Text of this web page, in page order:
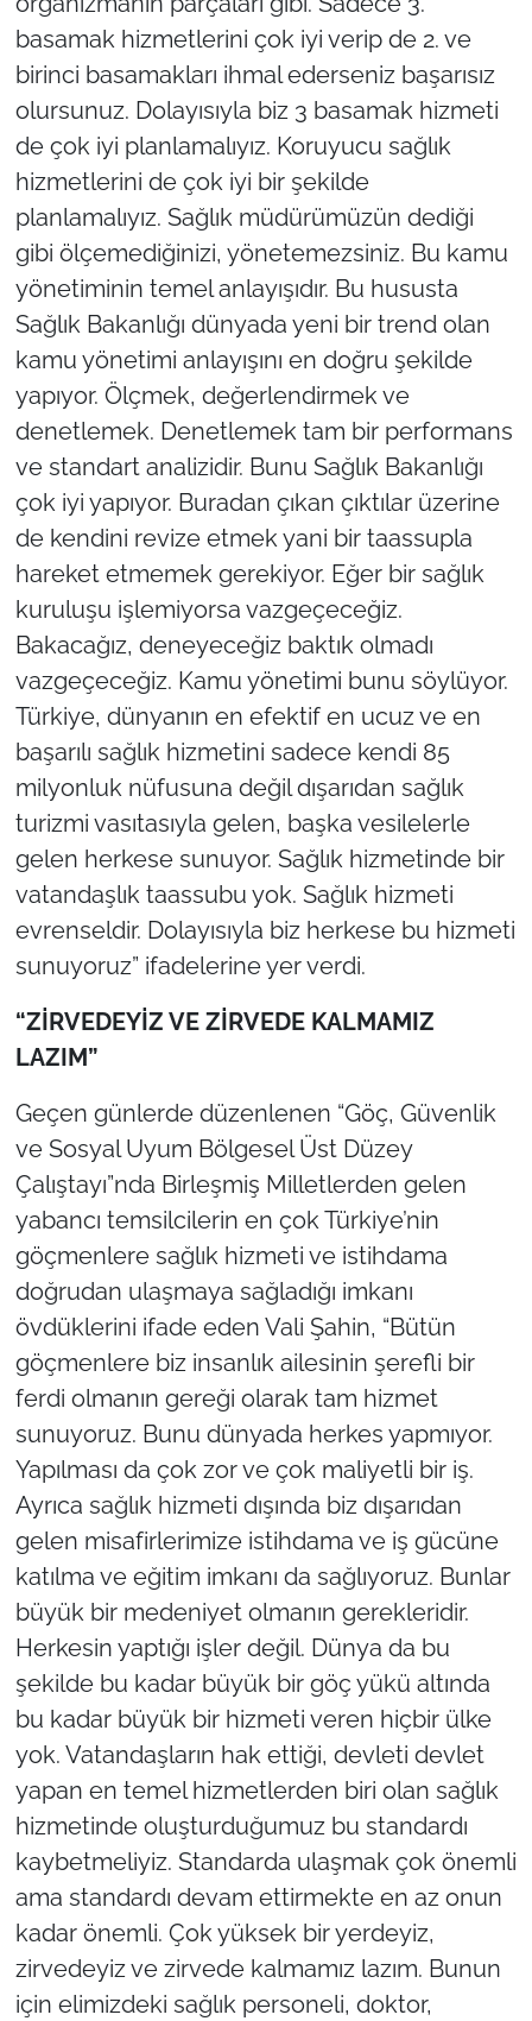
basamak hizmetlerini çok iyi verip de 2. ve
birinci basamakları ihmal ederseniz başarısız
olursunuz. Dolayısıyla biz 3 basamak hizmeti
de çok iyi planlamalıyız. Koruyucu sağlık
hizmetlerini de çok iyi bir şekilde
planlamalıyız. Sağlık müdürümüzün dediği
gibi ölçemediğinizi, yönetemezsiniz. Bu kamu
yönetiminin temel anlayışıdır. Bu hususta
Sağlık Bakanlığı dünyada yeni bir trend olan
kamu yönetimi anlayışını en doğru şekilde
yapıyor. Ölçmek, değerlendirmek ve
denetlemek. Denetlemek tam bir performans
ve standart analizidir. Bunu Sağlık Bakanlığı
çok iyi yapıyor. Buradan çıkan çıktılar üzerine
de kendini revize etmek yani bir taassupla
hareket etmemek gerekiyor. Eğer bir sağlık
kuruluşu işlemiyorsa vazgeçeceğiz.
Bakacağız, deneyeceğiz baktık olmadı
vazgeçeceğiz. Kamu yönetimi bunu söylüyor.
Türkiye, dünyanın en efektif en ucuz ve en
başarılı sağlık hizmetini sadece kendi 85
milyonluk nüfusuna değil dışarıdan sağlık
turizmi vasıtasıyla gelen, başka vesilelerle
gelen herkese sunuyor. Sağlık hizmetinde bir
vatandaşlık taassubu yok. Sağlık hizmeti
evrenseldir. Dolayısıyla biz herkese bu hizmeti
sunuyoruz” ifadelerine yer verdi.
“ZİRVEDEYİZ VE ZİRVEDE KALMAMIZ
LAZIM”
Geçen günlerde düzenlenen “Göç, Güvenlik
ve Sosyal Uyum Bölgesel Üst Düzey
Çalıştayı”nda Birleşmiş Milletlerden gelen
yabancı temsilcilerin en çok Türkiye’nin
göçmenlere sağlık hizmeti ve istihdama
doğrudan ulaşmaya sağladığı imkanı
övdüklerini ifade eden Vali Şahin, “Bütün
göçmenlere biz insanlık ailesinin şerefli bir
ferdi olmanın gereği olarak tam hizmet
sunuyoruz. Bunu dünyada herkes yapmıyor.
Yapılması da çok zor ve çok maliyetli bir iş.
Ayrıca sağlık hizmeti dışında biz dışarıdan
gelen misafirlerimize istihdama ve iş gücüne
katılma ve eğitim imkanı da sağlıyoruz. Bunlar
büyük bir medeniyet olmanın gerekleridir.
Herkesin yaptığı işler değil. Dünya da bu
şekilde bu kadar büyük bir göç yükü altında
bu kadar büyük bir hizmeti veren hiçbir ülke
yok. Vatandaşların hak ettiği, devleti devlet
yapan en temel hizmetlerden biri olan sağlık
hizmetinde oluşturduğumuz bu standardı
kaybetmeliyiz. Standarda ulaşmak çok önemli
ama standardı devam ettirmekte en az onun
kadar önemli. Çok yüksek bir yerdeyiz,
zirvedeyiz ve zirvede kalmamız lazım. Bunun
için elimizdeki sağlık personeli, doktor,